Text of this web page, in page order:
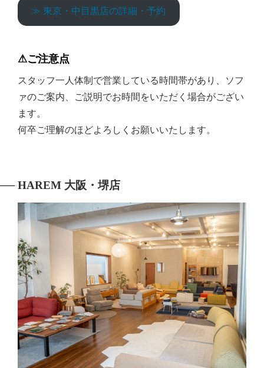
≫ 東京・中目黒店の詳細・予約
⚠︎ご注意点
スタッフ一人体制で営業している時間帯があり、ソフ
ァのご案内、ご説明でお時間をいただく場合がござい
ます。
何卒ご理解のほどよろしくお願いいたします。
HAREM 大阪・堺店